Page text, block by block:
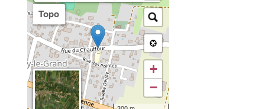
Topo
+
−